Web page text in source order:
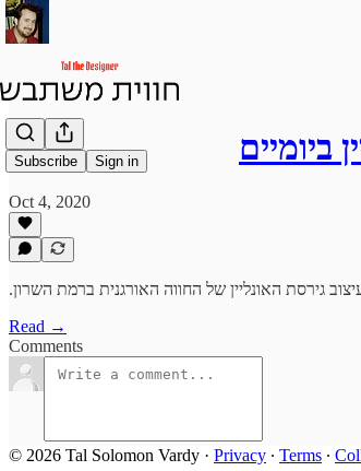
Subscribe Sign in ביומיים
Oct 4, 2020
Read →
Comments
© 2026 Tal Solomon Vardy · Privacy ∙ Terms ∙